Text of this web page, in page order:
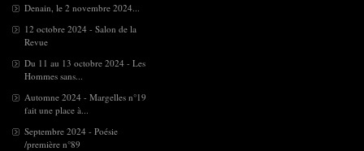
Denain, le 2 novembre 2024...
12 octobre 2024 - Salon de la
Revue
Du 11 au 13 octobre 2024 - Les
Hommes sans...
Automne 2024 - Margelles n°19
fait une place à...
Septembre 2024 - Poésie
/première n°89